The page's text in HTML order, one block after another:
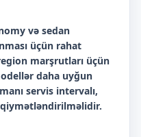
və sedan
üçün rahat
marşrutları üçün
daha uyğun
servis intervalı,
qiymətləndirilməlidir.